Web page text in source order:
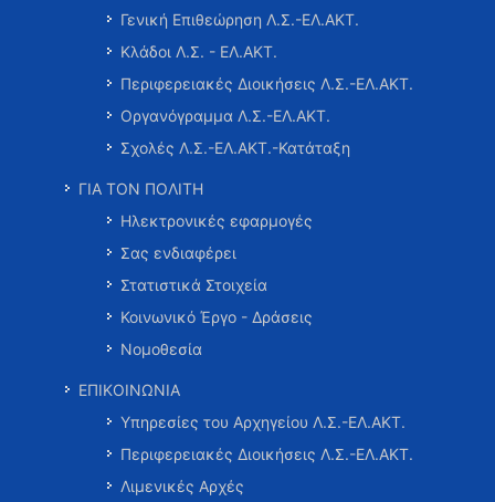
Γενική Επιθεώρηση Λ.Σ.-ΕΛ.ΑΚΤ.
Κλάδοι Λ.Σ. - ΕΛ.ΑΚΤ.
Περιφερειακές Διοικήσεις Λ.Σ.-ΕΛ.ΑΚΤ.
Οργανόγραμμα Λ.Σ.-ΕΛ.ΑΚΤ.
Σχολές Λ.Σ.-ΕΛ.ΑΚΤ.-Κατάταξη
ΓΙΑ ΤΟΝ ΠΟΛΙΤΗ
Ηλεκτρονικές εφαρμογές
Σας ενδιαφέρει
Στατιστικά Στοιχεία
Κοινωνικό Έργο - Δράσεις
Νομοθεσία
ΕΠΙΚΟΙΝΩΝΙΑ
Υπηρεσίες του Αρχηγείου Λ.Σ.-ΕΛ.ΑΚΤ.
Περιφερειακές Διοικήσεις Λ.Σ.-ΕΛ.ΑΚΤ.
Λιμενικές Αρχές